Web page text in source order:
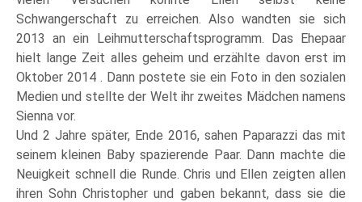
Schwangerschaft zu erreichen. Also wandten sie sich
2013 an ein Leihmutterschaftsprogramm. Das Ehepaar
hielt lange Zeit alles geheim und erzählte davon erst im
Oktober 2014 . Dann postete sie ein Foto in den sozialen
Medien und stellte der Welt ihr zweites Mädchen namens
Sienna vor.
Und 2 Jahre später, Ende 2016, sahen Paparazzi das mit
seinem kleinen Baby spazierende Paar. Dann machte die
Neuigkeit schnell die Runde. Chris und Ellen zeigten allen
ihren Sohn Christopher und gaben bekannt, dass sie die